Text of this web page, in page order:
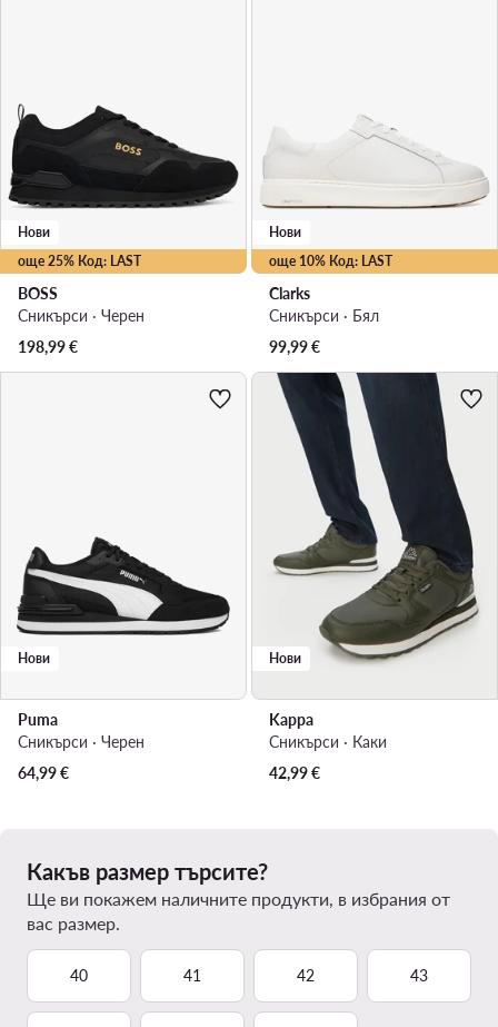
още 25% Код: LAST
Нови
BOSS
Сникърси · Черен
198,99€
още 10% Код: LAST
Нови
Clarks
Сникърси · Бял
99,99€
Нови
Puma
Сникърси · Черен
64,99€
Нови
Kappa
Сникърси · Каки
42,99€
Какъв размер търсите?
Ще ви покажем наличните продукти, в избрания от
вас размер.
40 41 42 43